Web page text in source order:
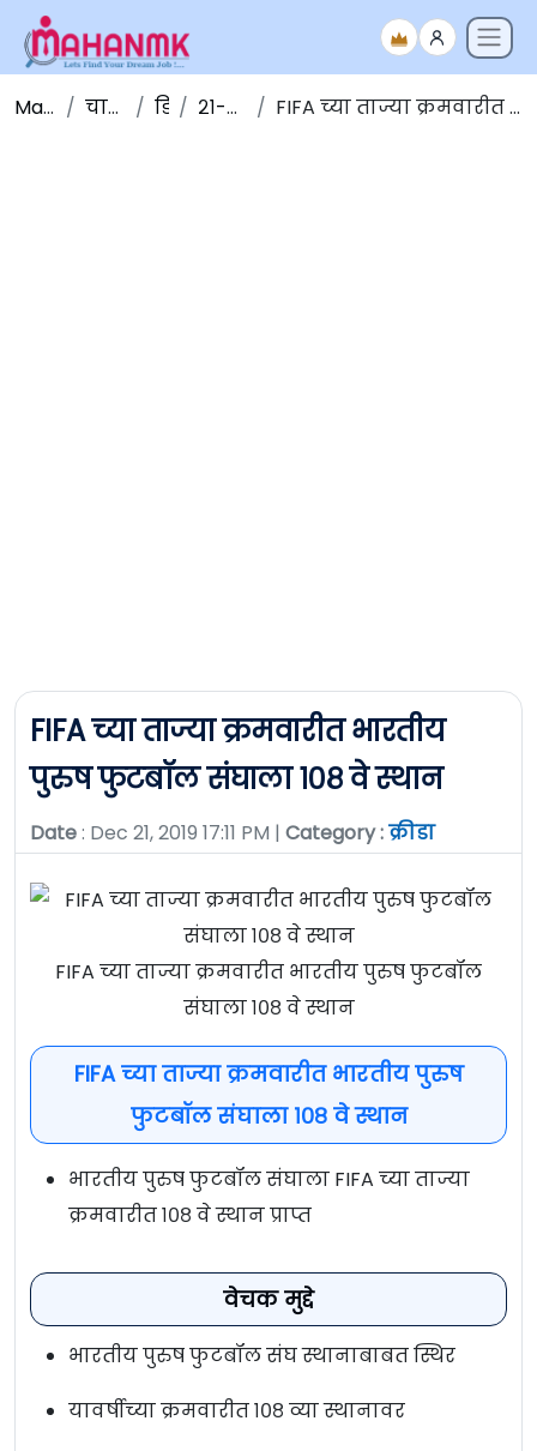
Maha NMK चालू घडामोडी डिसेंबर २१-डिसेंबर-२०१९ FIFA च्या ताज्या क्रमवारीत भारतीय पुरुष फुटबॉल संघाला १०८ वे स्थान
FIFA च्या ताज्या क्रमवारीत भारतीय
पुरुष फुटबॉल संघाला १०८ वे स्थान
Date: Dec 21, 2019 17:11 PM | Category :क्रीडा
FIFA च्या ताज्या क्रमवारीत भारतीय पुरुष फुटबॉल
संघाला १०८ वे स्थान
FIFA च्या ताज्या क्रमवारीत भारतीय पुरुष
फुटबॉल संघाला १०८ वे स्थान
भारतीय पुरुष फुटबॉल संघाला FIFA च्या ताज्या
क्रमवारीत १०८ वे स्थान प्राप्त
वेचक मुद्दे
भारतीय पुरुष फुटबॉल संघ स्थानाबाबत स्थिर
यावर्षीच्या क्रमवारीत १०८ व्या स्थानावर